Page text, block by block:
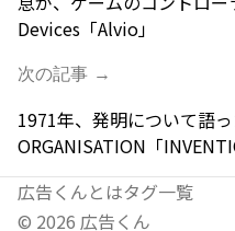
Devices「Alvio」
次の記事 →
1971年、発明について語
ORGANISATION「
広告くんとはタグ一覧
© 2026 広告くん